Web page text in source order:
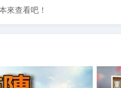
來查看吧！